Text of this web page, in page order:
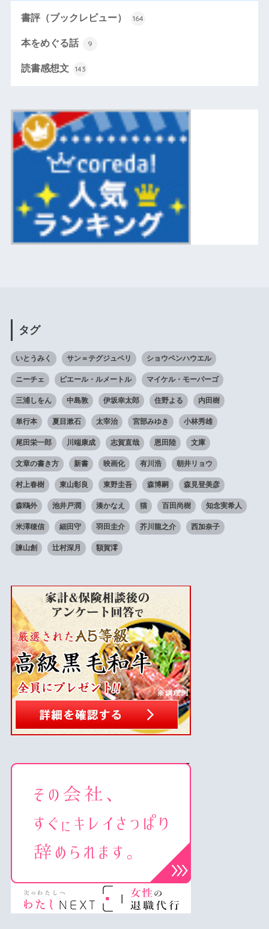
書評（ブックレビュー） 164
本をめぐる話 9
読書感想文 143
タグ
いとうみく サン＝テグジュペリ ショウペンハウエル
ニーチェ ピエール・ルメートル マイケル・モーパーゴ
三浦しをん 中島敦 伊坂幸太郎 住野よる 内田樹
単行本 夏目漱石 太宰治 宮部みゆき 小林秀雄
尾田栄一郎 川端康成 志賀直哉 恩田陸 文庫
文章の書き方 新書 映画化 有川浩 朝井リョウ
村上春樹 東山彰良 東野圭吾 森博嗣 森見登美彦
森鴎外 池井戸潤 湊かなえ 猫 百田尚樹 知念実希人
米澤穂信 細田守 羽田圭介 芥川龍之介 西加奈子
諫山創 辻村深月 額賀澪